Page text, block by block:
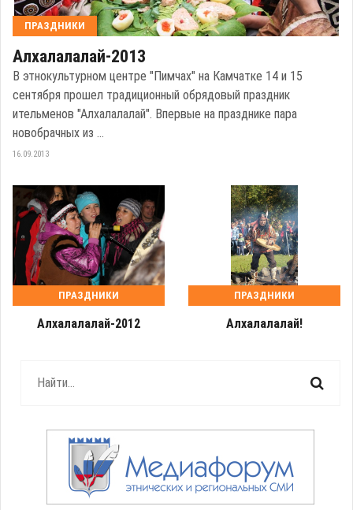
ПРАЗДНИКИ
Алхалалалай-2013
В этнокультурном центре "Пимчах" на Камчатке 14 и 15
сентября прошел традиционный обрядовый праздник
ительменов "Алхалалалай". Впервые на празднике пара
новобрачных из ...
16.09.2013
ПРАЗДНИКИ
Алхалалалай-2012
ПРАЗДНИКИ
Алхалалалай!